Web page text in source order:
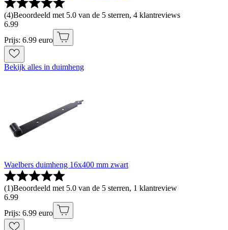
(4)Beoordeeld met 5.0 van de 5 sterren, 4 klantreviews
6.99
Prijs: 6.99 euro
Bekijk alles in duimheng
Waelbers duimheng 16x400 mm zwart
(1)Beoordeeld met 5.0 van de 5 sterren, 1 klantreview
6.99
Prijs: 6.99 euro